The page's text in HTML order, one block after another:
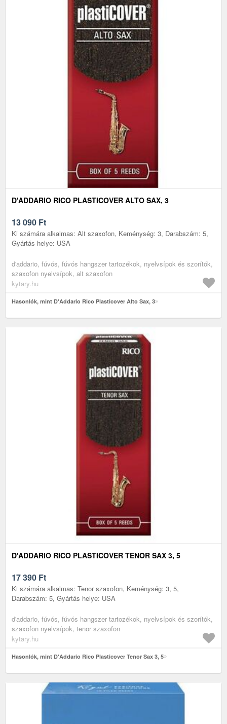
D'ADDARIO RICO PLASTICOVER ALTO SAX, 3
13 090 Ft
Ki számára alkalmas: Alt szaxofon, Keménység: 3, Darabszám: 5,
Gyártás helye: USA
d'addario, fúvós, fúvós hangszer tartozékok, nyelvsípok és szorítók,
szaxofon nyelvsípok, alt szaxofon
kytary.hu
Hasonlók, mint D'Addario Rico Plasticover Alto Sax, 3
D'ADDARIO RICO PLASTICOVER TENOR SAX 3, 5
17 390 Ft
Ki számára alkalmas: Tenor szaxofon, Keménység: 3, 5,
Darabszám: 5, Gyártás helye: USA
d'addario, fúvós, fúvós hangszer tartozékok, nyelvsípok és szorítók,
szaxofon nyelvsípok, tenor szaxofon
kytary.hu
Hasonlók, mint D'Addario Rico Plasticover Tenor Sax 3, 5